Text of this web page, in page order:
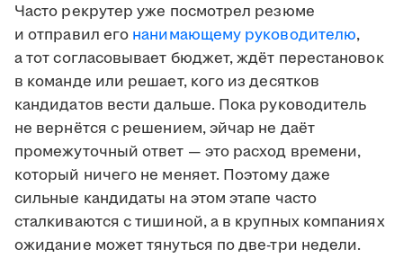
Часто рекрутер уже посмотрел резюме
и отправил его нанимающему руководителю,
а тот согласовывает бюджет, ждёт перестановок
в команде или решает, кого из десятков
кандидатов вести дальше. Пока руководитель
не вернётся с решением, эйчар не даёт
промежуточный ответ — это расход времени,
который ничего не меняет. Поэтому даже
сильные кандидаты на этом этапе часто
сталкиваются с тишиной, а в крупных компаниях
ожидание может тянуться по две-три недели.